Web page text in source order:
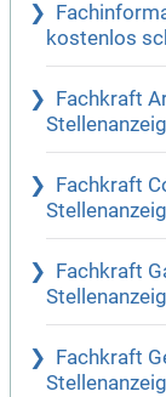
kostenlos
Fachkraft
Fachkraft
Fachkraft
Fachkraft